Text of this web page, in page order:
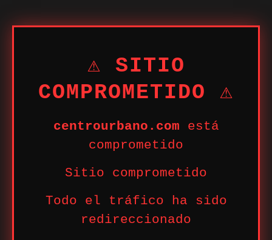
⚠ SITIO
COMPROMETIDO ⚠
centrourbano.com está
comprometido
Sitio comprometido
Todo el tráfico ha sido
redireccionado